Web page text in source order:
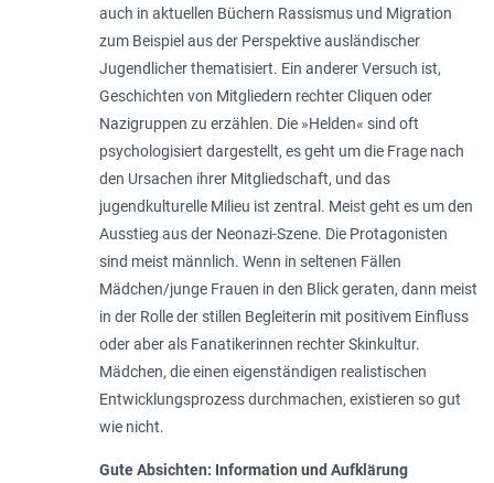
auch in aktuellen Büchern Rassismus und Migration
zum Beispiel aus der Perspektive ausländischer
Jugendlicher thematisiert. Ein anderer Versuch ist,
Geschichten von Mitgliedern rechter Cliquen oder
Nazigruppen zu erzählen. Die »Helden« sind oft
psychologisiert dargestellt, es geht um die Frage nach
den Ursachen ihrer Mitgliedschaft, und das
jugendkulturelle Milieu ist zentral. Meist geht es um den
Ausstieg aus der Neonazi-Szene. Die Protagonisten
sind meist männlich. Wenn in seltenen Fällen
Mädchen/junge Frauen in den Blick geraten, dann meist
in der Rolle der stillen Begleiterin mit positivem Einfluss
oder aber als Fanatikerinnen rechter Skinkultur.
Mädchen, die einen eigenständigen realistischen
Entwicklungsprozess durchmachen, existieren so gut
wie nicht.
Gute Absichten: Information und Aufklärung